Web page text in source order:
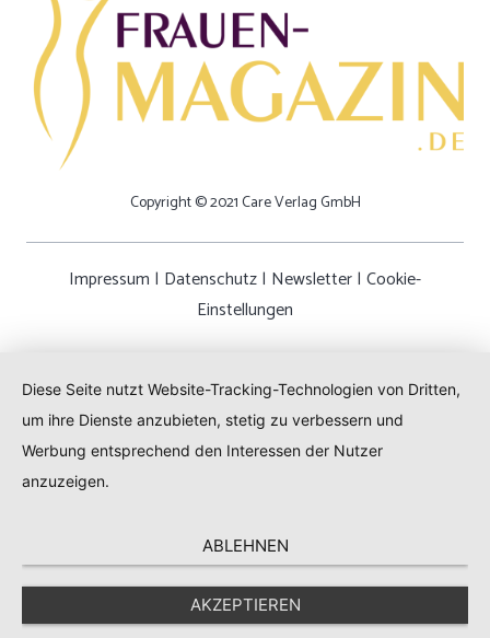
Copyright © 2021 Care Verlag GmbH
Impressum | Datenschutz| Newsletter| Cookie-
Einstellungen
Diese Seite nutzt Website-Tracking-Technologien von Dritten,
um ihre Dienste anzubieten, stetig zu verbessern und
Werbung entsprechend den Interessen der Nutzer
anzuzeigen.
ABLEHNEN
AKZEPTIEREN